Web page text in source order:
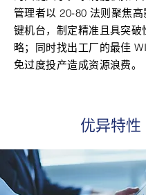
管理者以 20-80 法则聚焦
键机台，制定精准且具突破
略；同时找出工厂的最佳
免过度投产造成资源浪费。
优异特性